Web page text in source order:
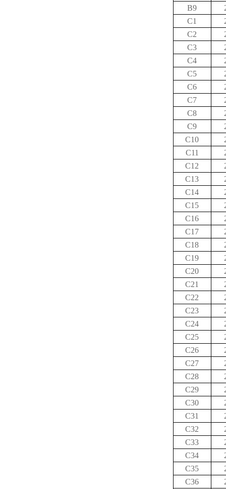
B9
C1
C2
C3
C4
C5
C6
C7
C8
C9
C10
C11
C12
C13
C14
C15
C16
C17
C18
C19
C20
C21
C22
C23
C24
C25
C26
C27
C28
C29
C30
C31
C32
C33
C34
C35
C36